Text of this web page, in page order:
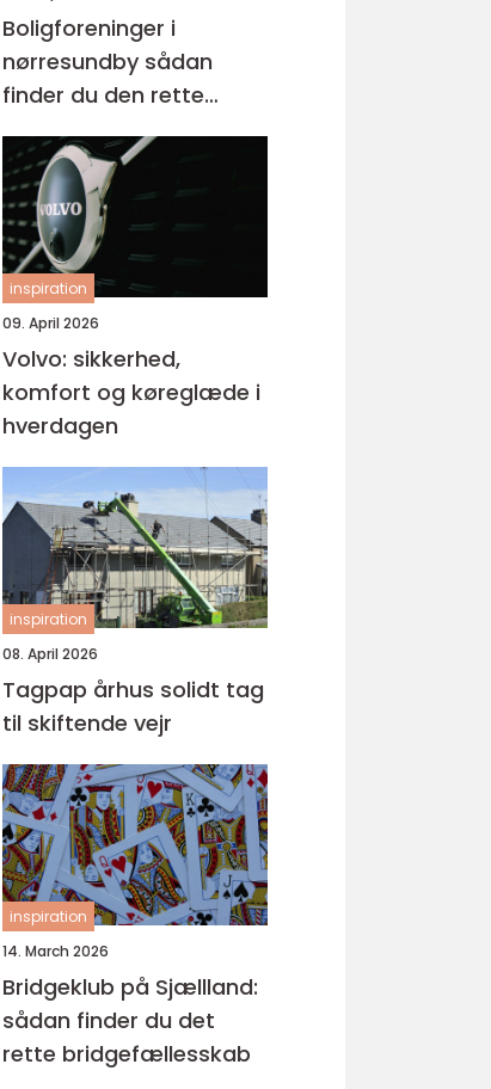
Boligforeninger i
nørresundby sådan
finder du den rette
lejebolig
inspiration
09. April 2026
Volvo: sikkerhed,
komfort og køreglæde i
hverdagen
inspiration
08. April 2026
Tagpap århus solidt tag
til skiftende vejr
inspiration
14. March 2026
Bridgeklub på Sjællland:
sådan finder du det
rette bridgefællesskab